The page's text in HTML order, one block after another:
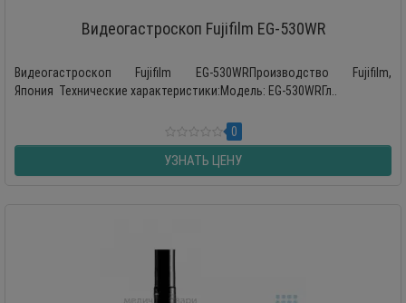
Видеогастроскоп Fujifilm EG-530WR
Видеогастроскоп Fujifilm EG-530WRПроизводство Fujifilm,
Япония Технические характеристики:Модель: EG-530WRГл..
0
УЗНАТЬ ЦЕНУ